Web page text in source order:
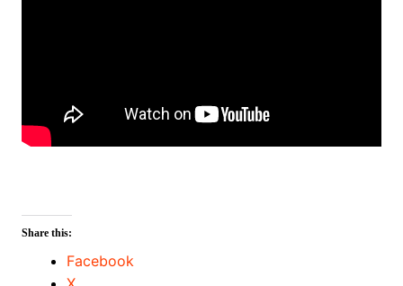
Share this:
Facebook